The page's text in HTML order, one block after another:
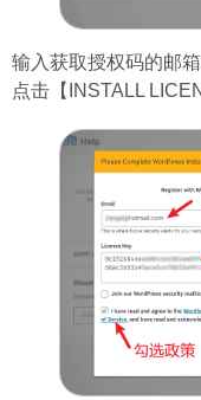
输入获取授权码的邮
点击【INSTALL